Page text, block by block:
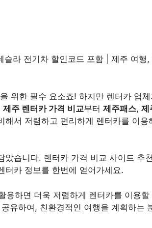
슬라 전기차 할인코드 포함 | 제주 여행,
위한 필수 요소죠! 하지만 렌터카 업
제주 렌터카 가격 비교부터 제주패스, 제
해서 저렴하고 편리하게 렌터카를 이용
습니다. 렌터카 가격 비교 사이트 추천
터카 정보를 한번에 얻어가세요.
용하면 더욱 저렴하게 렌터카를 이용할
유하여, 친환경적인 여행을 계획하는